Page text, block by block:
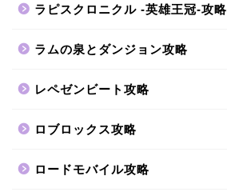
ラピスクロニクル -英雄王冠-攻略
ラムの泉とダンジョン攻略
レペゼンビート攻略
ロブロックス攻略
ロードモバイル攻略